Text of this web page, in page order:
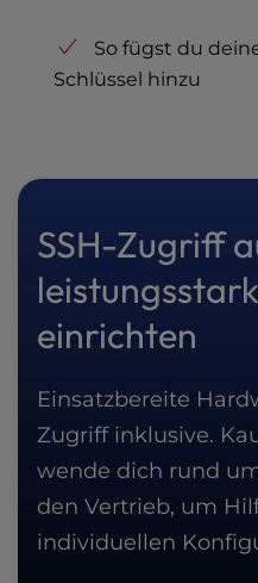
So fügst du
Schlüssel hinzu
SSH-Zugriff
einrichten
Einsatzbereite
Zugriff inklusive.
wende dich rund
den Vertrieb, um
individuellen